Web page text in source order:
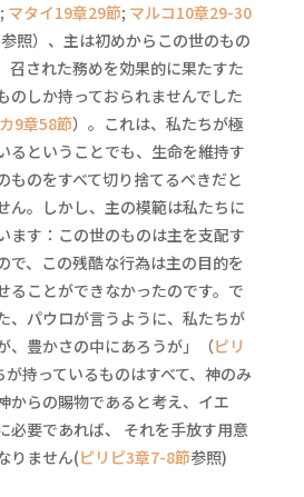
; マタイ19章29節; マルコ10章29-30
参照）、主は初めからこの世のもの
召された務めを効果的に果たすた
のしか持っておられませんでした
9章58節）。これは、私たちが極
るということでも、生命を維持す
ものをすべて切り捨てるべきだと
ん。しかし、主の模範は私たちに
ます：この世のものは主を支配す
で、この残酷な行為は主の目的を
ることができなかったのです。で
、パウロが言うように、私たちが
、豊かさの中にあろうが」（ピリ
が持っているものはすべて、神のみ
からの賜物であると考え、イエ
必要であれば、 それを手放す用意
りません(ピリピ3章7-8節参照)